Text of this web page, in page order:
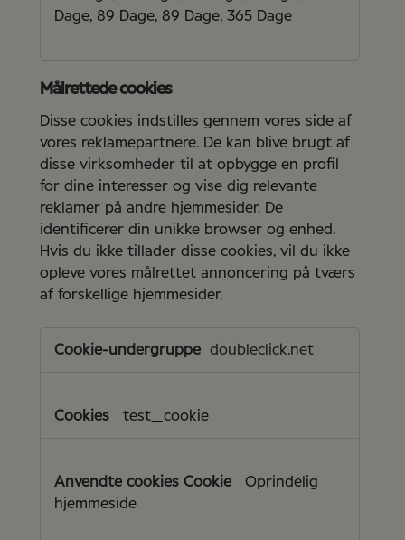
Dage, 89 Dage, 89 Dage, 365 Dage
Målrettede cookies
Disse cookies indstilles gennem vores side af
vores reklamepartnere. De kan blive brugt af
disse virksomheder til at opbygge en profil
for dine interesser og vise dig relevante
reklamer på andre hjemmesider. De
identificerer din unikke browser og enhed.
Hvis du ikke tillader disse cookies, vil du ikke
opleve vores målrettet annoncering på tværs
af forskellige hjemmesider.
cookies
doubleclick.net
test_cookie
Oprindelig
hjemmeside